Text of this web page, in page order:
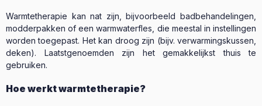
Warmtetherapie kan nat zijn, bijvoorbeeld badbehandelingen,
modderpakken of een warmwaterfles, die meestal in instellingen
worden toegepast. Het kan droog zijn (bijv. verwarmingskussen,
deken). Laatstgenoemden zijn het gemakkelijkst thuis te
gebruiken.
Hoe werkt warmtetherapie?